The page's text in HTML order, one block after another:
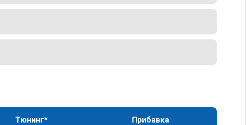
Тюнинг* Прибавка